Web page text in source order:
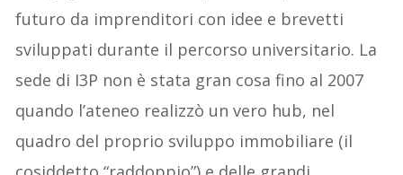
futuro da imprenditori con idee e brevetti
sviluppati durante il percorso universitario. La
sede di I3P non è stata gran cosa fino al 2007
quando l’ateneo realizzò un vero hub, nel
quadro del proprio sviluppo immobiliare (il